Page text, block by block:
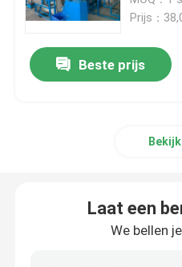
Kabel die Machine
Prijs：
Beste prijs
Laat een
We bellen